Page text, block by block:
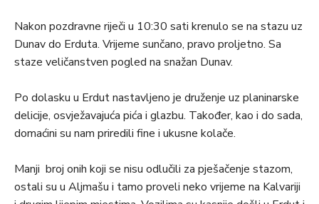
Nakon pozdravne riječi u 10:30 sati krenulo se na stazu uz
Dunav do Erduta. Vrijeme sunčano, pravo proljetno. Sa
staze veličanstven pogled na snažan Dunav.
Po dolasku u Erdut nastavljeno je druženje uz planinarske
delicije, osvježavajuća pića i glazbu. Također, kao i do sada,
domaćini su nam priredili fine i ukusne kolače.
Manji broj onih koji se nisu odlučili za pješačenje stazom,
ostali su u Aljmašu i tamo proveli neko vrijeme na Kalvariji